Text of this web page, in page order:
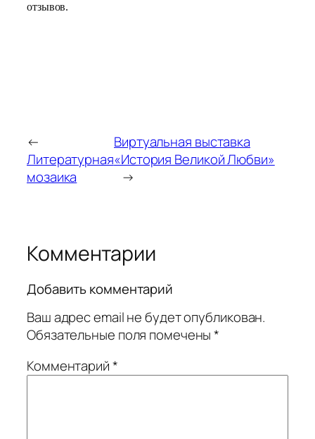
отзывов.
←
Литературная
мозаика
Виртуальная выставка
«История Великой Любви»
→
Комментарии
Добавить комментарий
Ваш адрес email не будет опубликован.
Обязательные поля помечены*
Комментарий*